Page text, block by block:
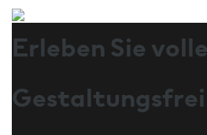
Erleben Sie volle